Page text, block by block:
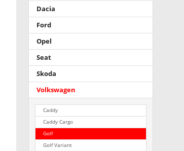
Dacia
Ford
Opel
Seat
Skoda
Volkswagen
Caddy
Caddy Cargo
Golf
Golf Variant